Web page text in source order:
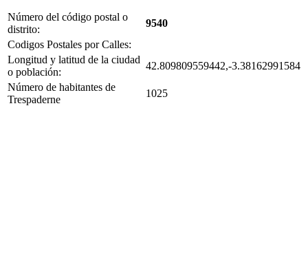
Número del código postal o
distrito:
9540
Codigos Postales por Calles:
Longitud y latitud de la ciudad
o población:
42.809809559442,-3.38162991584
Número de habitantes de
Trespaderne
1025